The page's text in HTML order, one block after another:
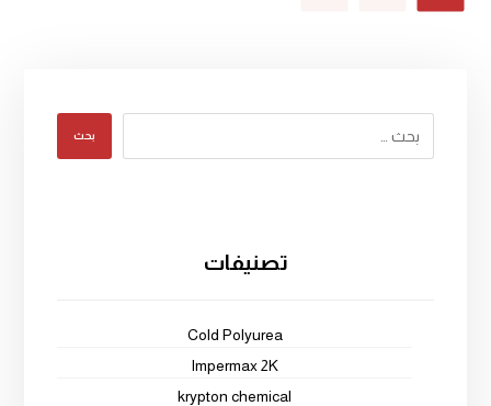
بحث
تصنيفات
Cold Polyurea
Impermax 2K
krypton chemical